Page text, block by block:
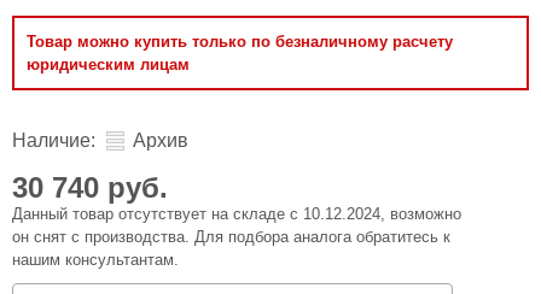
Товар можно купить только по безналичному расчету
юридическим лицам
Наличие: Архив
30 740 руб.
Данный товар отсутствует на складе с 10.12.2024, возможно
он снят с производства. Для подбора аналога обратитесь к
нашим консультантам.